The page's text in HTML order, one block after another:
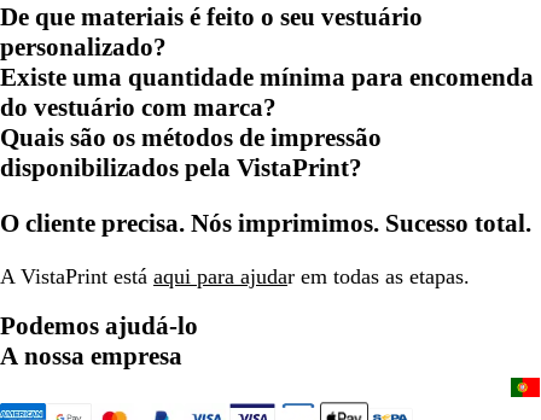
De que materiais é feito o seu vestuário
personalizado?
Existe uma quantidade mínima para encomenda
do vestuário com marca?
Quais são os métodos de impressão
disponibilizados pela VistaPrint?
O cliente precisa. Nós imprimimos. Sucesso total.
A VistaPrint está aqui para ajudar em todas as etapas.
Podemos ajudá-lo
A nossa empresa